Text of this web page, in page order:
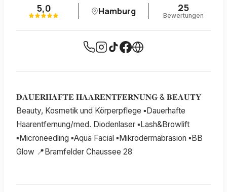
5,0 Hamburg 25
Bewertungen
𝐃𝐀𝐔𝐄𝐑𝐇𝐀𝐅𝐓𝐄 𝐇𝐀𝐀𝐑𝐄𝐍𝐓𝐅𝐄𝐑𝐍𝐔𝐍𝐆 & 𝐁𝐄𝐀𝐔𝐓𝐘
Beauty, Kosmetik und Körperpflege ▪️Dauerhafte
Haarentfernung/med. Diodenlaser ▪️Lash&Browlift
▪️Microneedling ▪️Aqua Facial ▪️Mikrodermabrasion ▪️BB
Glow 📍Bramfelder Chaussee 28